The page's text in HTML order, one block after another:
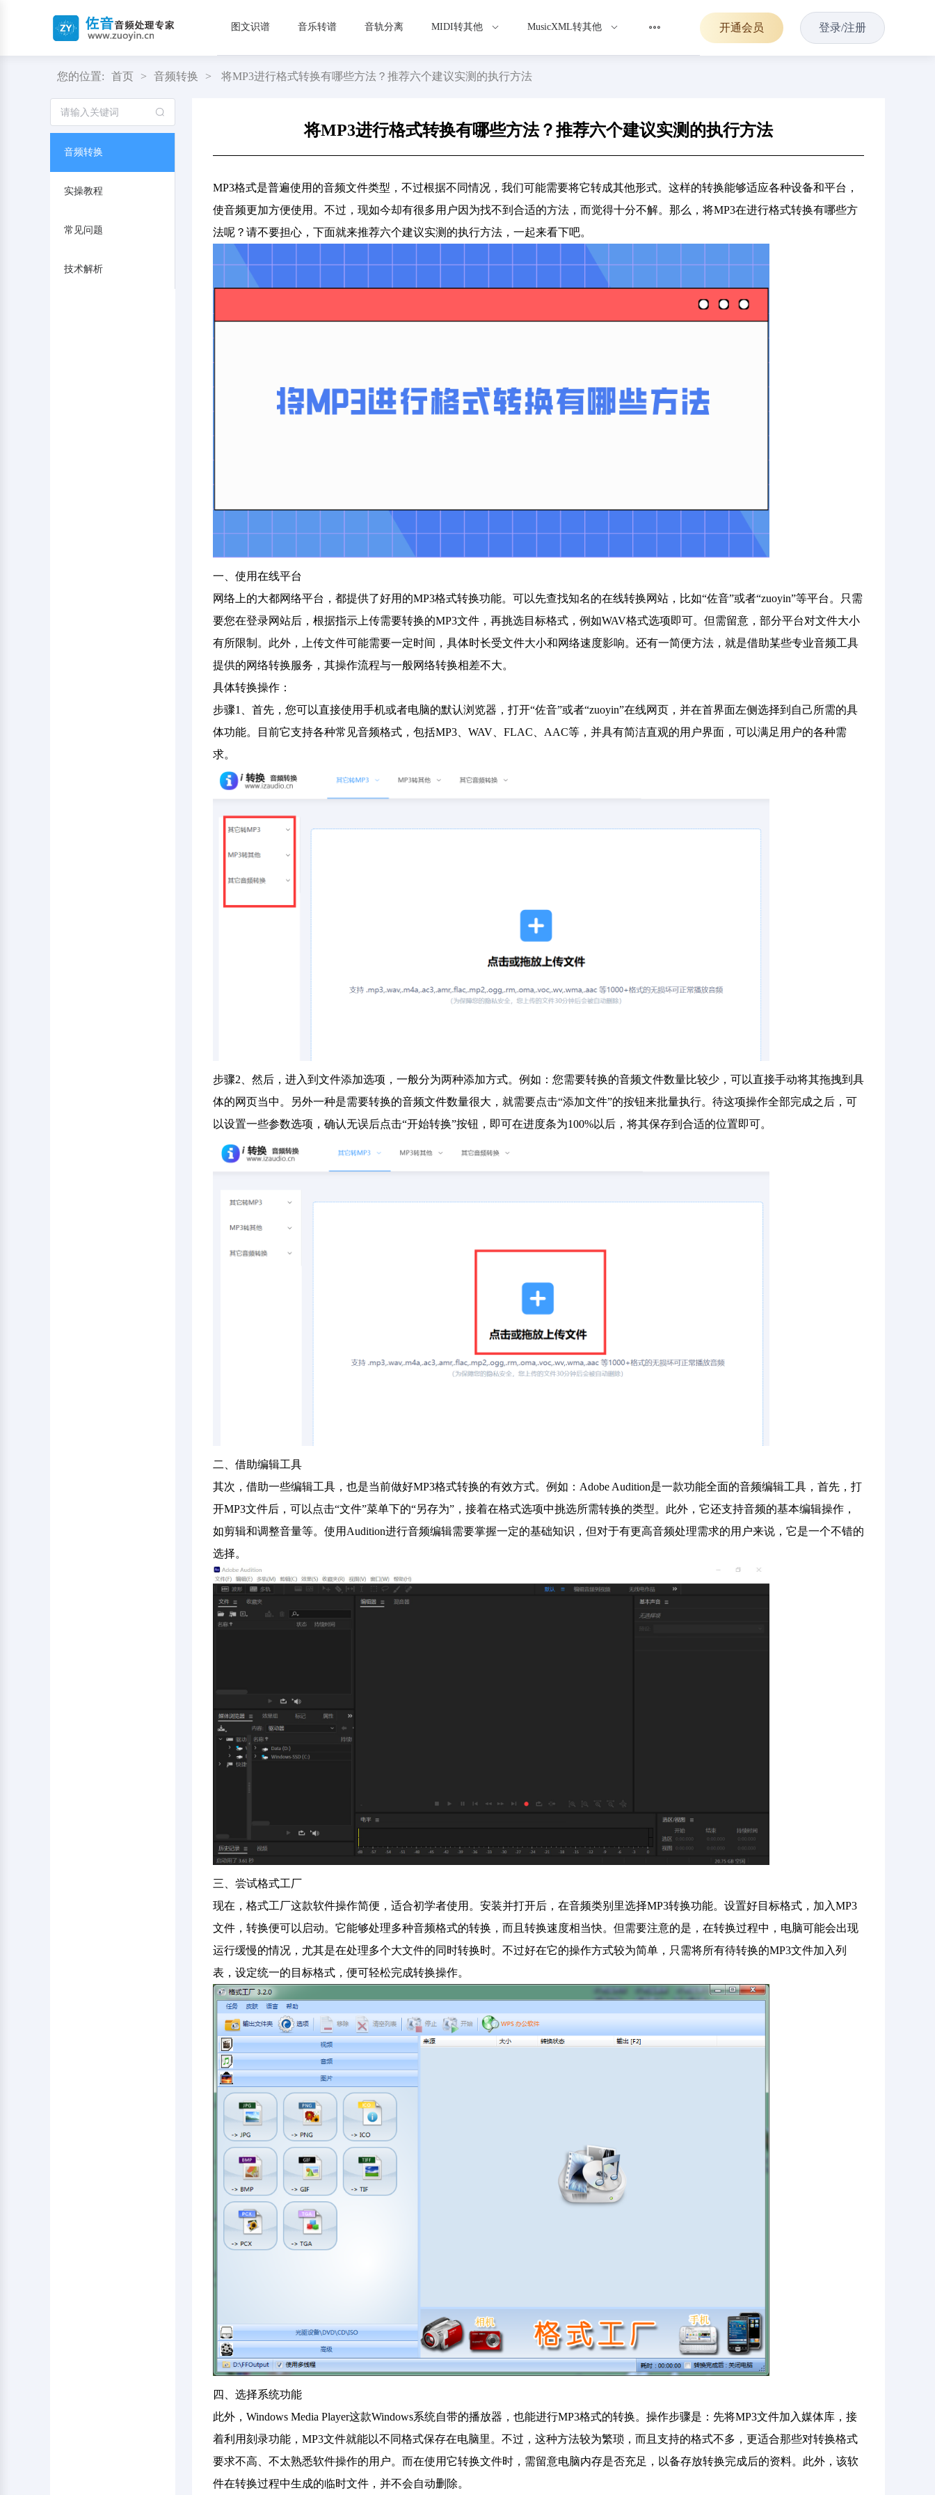
图文识谱 音乐转谱 音轨分离 MIDI转其他 MusicXML转其他 开通会员 登录/注册
您的位置: 首页 > 音频转换 > 将MP3进行格式转换有哪些方法？推荐六个建议实测的执行方法
音频转换
实操教程
常见问题
技术解析
将MP3进行格式转换有哪些方法？推荐六个建议实测的执行方法
MP3格式是普遍使用的音频文件类型，不过根据不同情况，我们可能需要将它转成其他形式。这样的转换能够适应各种设备和平台，
使音频更加方便使用。不过，现如今却有很多用户因为找不到合适的方法，而觉得十分不解。那么，将MP3在进行格式转换有哪些方
法呢？请不要担心，下面就来推荐六个建议实测的执行方法，一起来看下吧。
一、使用在线平台
网络上的大都网络平台，都提供了好用的MP3格式转换功能。可以先查找知名的在线转换网站，比如“佐音”或者“zuoyin”等平台。只需
要您在登录网站后，根据指示上传需要转换的MP3文件，再挑选目标格式，例如WAV格式选项即可。但需留意，部分平台对文件大小
有所限制。此外，上传文件可能需要一定时间，具体时长受文件大小和网络速度影响。还有一简便方法，就是借助某些专业音频工具
提供的网络转换服务，其操作流程与一般网络转换相差不大。
具体转换操作：
步骤1、首先，您可以直接使用手机或者电脑的默认浏览器，打开“佐音”或者“zuoyin”在线网页，并在首界面左侧选择到自己所需的具
体功能。目前它支持各种常见音频格式，包括MP3、WAV、FLAC、AAC等，并具有简洁直观的用户界面，可以满足用户的各种需
求。
步骤2、然后，进入到文件添加选项，一般分为两种添加方式。例如：您需要转换的音频文件数量比较少，可以直接手动将其拖拽到具
体的网页当中。另外一种是需要转换的音频文件数量很大，就需要点击“添加文件”的按钮来批量执行。待这项操作全部完成之后，可
以设置一些参数选项，确认无误后点击“开始转换”按钮，即可在进度条为100%以后，将其保存到合适的位置即可。
二、借助编辑工具
其次，借助一些编辑工具，也是当前做好MP3格式转换的有效方式。例如：Adobe Audition是一款功能全面的音频编辑工具，首先，打
开MP3文件后，可以点击“文件”菜单下的“另存为”，接着在格式选项中挑选所需转换的类型。此外，它还支持音频的基本编辑操作，
如剪辑和调整音量等。使用Audition进行音频编辑需要掌握一定的基础知识，但对于有更高音频处理需求的用户来说，它是一个不错的
选择。
三、尝试格式工厂
现在，格式工厂这款软件操作简便，适合初学者使用。安装并打开后，在音频类别里选择MP3转换功能。设置好目标格式，加入MP3
文件，转换便可以启动。它能够处理多种音频格式的转换，而且转换速度相当快。但需要注意的是，在转换过程中，电脑可能会出现
运行缓慢的情况，尤其是在处理多个大文件的同时转换时。不过好在它的操作方式较为简单，只需将所有待转换的MP3文件加入列
表，设定统一的目标格式，便可轻松完成转换操作。
四、选择系统功能
此外，Windows Media Player这款Windows系统自带的播放器，也能进行MP3格式的转换。操作步骤是：先将MP3文件加入媒体库，接
着利用刻录功能，MP3文件就能以不同格式保存在电脑里。不过，这种方法较为繁琐，而且支持的格式不多，更适合那些对转换格式
要求不高、不太熟悉软件操作的用户。而在使用它转换文件时，需留意电脑内存是否充足，以备存放转换完成后的资料。此外，该软
件在转换过程中生成的临时文件，并不会自动删除。